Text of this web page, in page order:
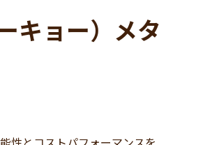
キョー）メタ